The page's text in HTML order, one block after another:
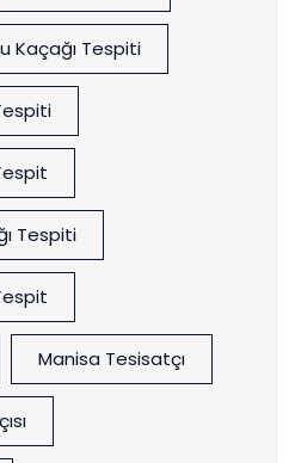
Kaçağı Tespiti
Tespiti
Manisa Tesisatçı